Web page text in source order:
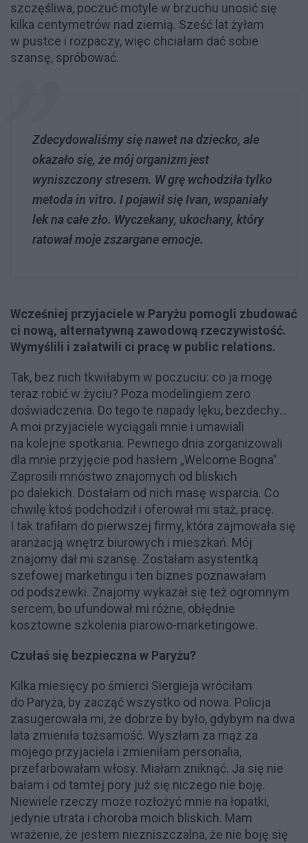
szczęśliwa, poczuć motyle w brzuchu unosić się
kilka centymetrów nad ziemią. Sześć lat żyłam
w pustce i rozpaczy, więc chciałam dać sobie
szansę, spróbować.
Zdecydowaliśmy się nawet na dziecko, ale
okazało się, że mój organizm jest
wyniszczony stresem. W grę wchodziła tylko
metoda in vitro. I pojawił się Ivan, wspaniały
lek na całe zło. Wyczekany, ukochany, który
ratował moje zszargane emocje.
Wcześniej przyjaciele w Paryżu pomogli zbudować
ci nową, alternatywną zawodową rzeczywistość.
Wymyślili i załatwili ci pracę w public relations.
Tak, bez nich tkwiłabym w poczuciu: co ja mogę
teraz robić w życiu? Poza modelingiem zero
doświadczenia. Do tego te napady lęku, bezdechy...
A moi przyjaciele wyciągali mnie i umawiali
na kolejne spotkania. Pewnego dnia zorganizowali
dla mnie przyjęcie pod hasłem „Welcome Bogna”.
Zaprosili mnóstwo znajomych od bliskich
po dalekich. Dostałam od nich masę wsparcia. Co
chwilę ktoś podchodził i oferował mi staż, pracę.
I tak trafiłam do pierwszej firmy, która zajmowała się
aranżacją wnętrz biurowych i mieszkań. Mój
znajomy dał mi szansę. Zostałam asystentką
szefowej marketingu i ten biznes poznawałam
od podszewki. Znajomy wykazał się też ogromnym
sercem, bo ufundował mi różne, obłędnie
kosztowne szkolenia piarowo-marketingowe.
Czułaś się bezpieczna w Paryżu?
Kilka miesięcy po śmierci Siergieja wróciłam
do Paryża, by zacząć wszystko od nowa. Policja
zasugerowała mi, że dobrze by było, gdybym na dwa
lata zmieniła tożsamość. Wyszłam za mąż za
mojego przyjaciela i zmieniłam personalia,
przefarbowałam włosy. Miałam zniknąć. Ja się nie
bałam i od tamtej pory już się niczego nie boję.
Niewiele rzeczy może rozłożyć mnie na łopatki,
jedynie utrata i choroba moich bliskich. Mam
wrażenie, że jestem niezniszczalna, że nie boję się